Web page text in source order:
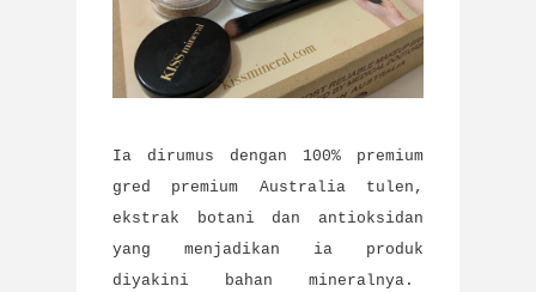
Ia dirumus dengan 100% premium
gred premium Australia tulen,
ekstrak botani dan antioksidan
yang menjadikan ia produk
diyakini bahan mineralnya.